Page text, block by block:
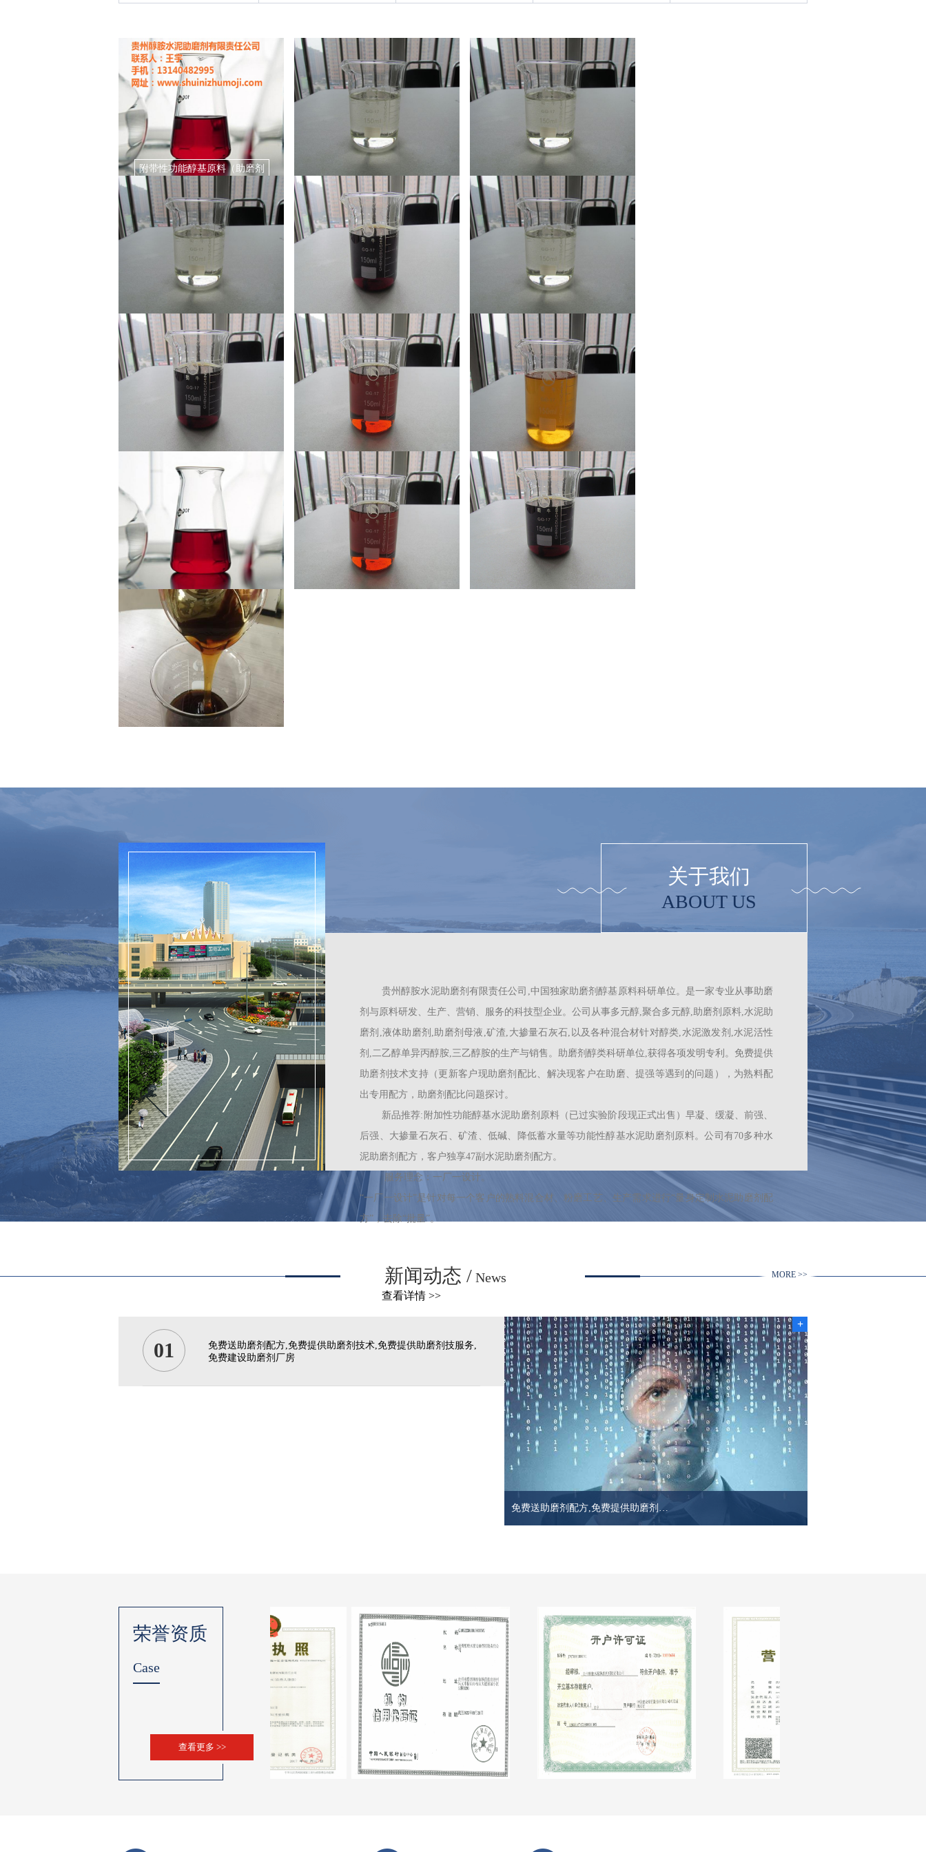
附带性功能醇基原料（助磨剂
用）
三乙丙醇胺 二乙醇单异丙醇胺
三乙醇胺 矿渣助磨剂 阳性聚合多元醇w8y11
阳性聚合多元醇w15y1 阳性聚合多元醇w6y7
阳性聚合多元醇w1y11
贵州醇胺水泥助磨剂有限责任公司,中国独家助磨剂醇基原料科研单位。 是一家专业从事助磨
剂 与原料研发、生产、营销、服务的科技型企业。公司从事多元醇,聚合多元醇,助磨剂原料,水泥助
磨剂,液体助磨剂,助磨剂母液,矿渣,大掺量石灰石,以及各种混合材针对醇类,水泥激发剂,水泥活性
剂,二乙醇单异丙醇胺,三乙醇胺的生产与销售。助磨剂醇类科研单位,获得各项发明专利。免费提供
助磨剂技术支持（更新客户现助磨剂配比、解决现客户在助磨、提强等遇到的问题），为熟料配
出专用配方，助磨剂配比问题探讨。
新品推荐:附加性功能醇基水泥助磨剂原料（已过实验阶段现正式出售）早凝、缓凝、前强、
后强、大掺量石灰石、矿渣、低碱、降低蓄水量等功能性醇基水泥助磨剂原料。公司有70多种水
泥助磨剂配方，客户独享47副水泥助磨剂配方。
服务理念：一厂一设计。
“一厂一设计”是针对每一个客户的熟料混合材、粉磨工艺、生产需求进行“量身定制水泥助磨剂配
方”，去除“批量”。
查看详情 >>
关于我们
ABOUT US
新闻动态 / News MORE >>
01
免费送助磨剂配方,免费提供助磨剂技术,免费提供助磨剂技服务,
免费建设助磨剂厂房
免费送助磨剂配方,免费提供助磨剂…
+
荣誉资质
Case
查看更多 >>